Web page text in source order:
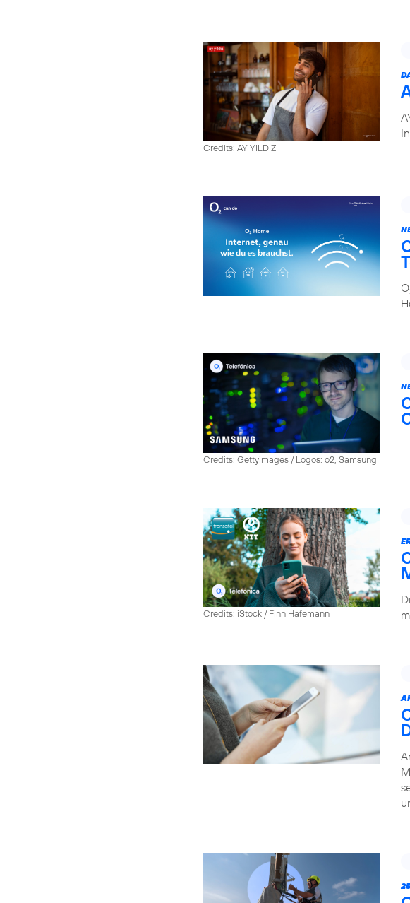
Credits: AY YILDIZ
O
Credits: Gettyimages / Logos: o2, Samsung
Credits: iStock / Finn Hafemann